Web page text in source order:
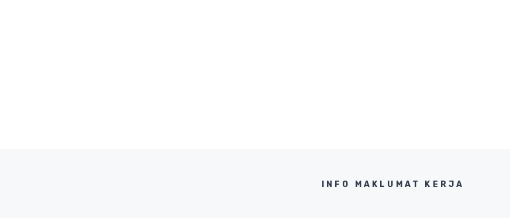
INFO MAKLUMAT KERJA